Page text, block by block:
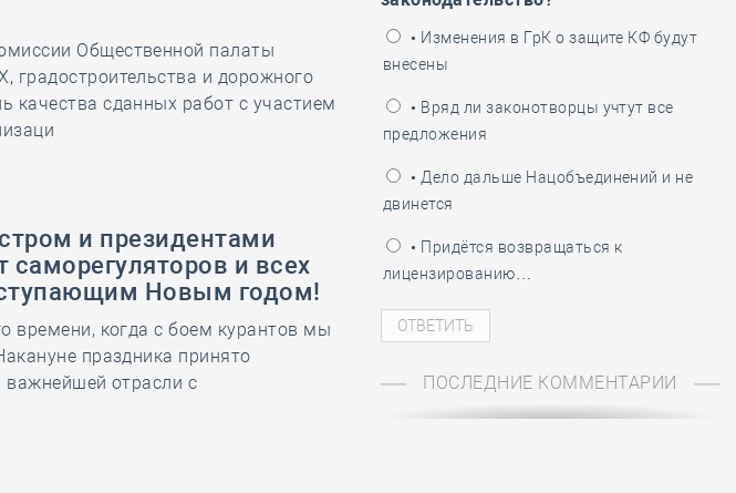
Общественной палаты
градостроительства и дорожного
качества сданных работ с участием
и президентами
и всех
Новым годом!
времени, когда с боем курантов мы
праздника принято
важнейшей отрасли с
• Изменения в ГрК о защите КФ будут
внесены
• Вряд ли законотворцы учтут все
предложения
• Дело дальше Нацобъединений и не
двинется
• Придётся возвращаться к
лицензированию…
ПОСЛЕДНИЕ КОММЕНТАРИИ